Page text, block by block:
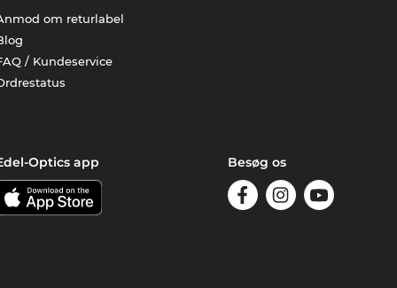
om returlabel
/ Kundeservice
Optics app Besøg os